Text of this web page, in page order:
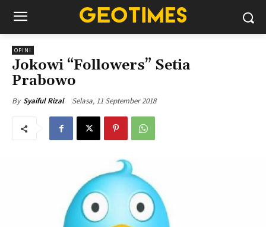
OPINI
Jokowi “Followers” Setia
Prabowo
By Syaiful Rizal Selasa, 11 September 2018